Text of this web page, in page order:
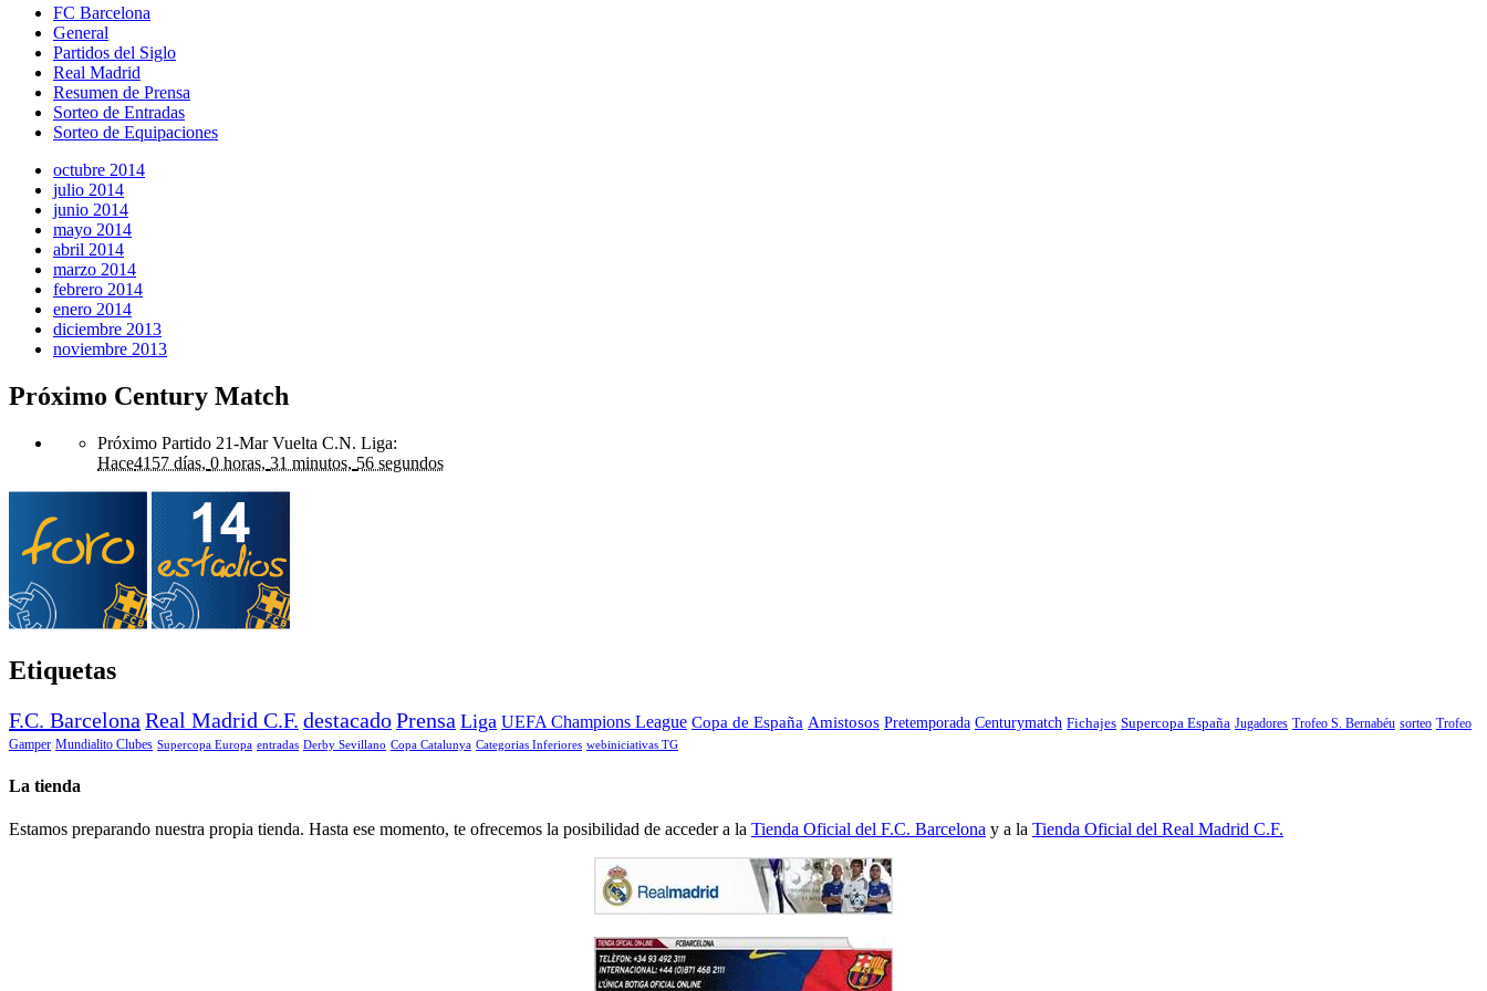
FC Barcelona
General
Partidos del Siglo
Real Madrid
Resumen de Prensa
Sorteo de Entradas
Sorteo de Equipaciones
octubre 2014
julio 2014
junio 2014
mayo 2014
abril 2014
marzo 2014
febrero 2014
enero 2014
diciembre 2013
noviembre 2013
Próximo Century Match
Próximo Partido 21-Mar Vuelta C.N. Liga:
Hace4157 días, 0 horas, 31 minutos, 56 segundos
Etiquetas
F.C. Barcelona Real Madrid C.F. destacadoPrensa Liga UEFA Champions League Copa de España Amistosos Pretemporada Centurymatch Fichajes Supercopa España Jugadores Trofeo S. Bernabéu sorteo Trofeo
Gamper Mundialito Clubes Supercopa Europa entradas Derby Sevillano Copa Catalunya Categorias Inferiores webiniciativas TG
La tienda
Estamos preparando nuestra propia tienda. Hasta ese momento, te ofrecemos la posibilidad de acceder a la Tienda Oficial del F.C. Barcelona y a la Tienda Oficial del Real Madrid C.F.